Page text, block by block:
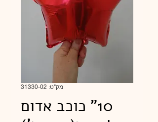
מק"ט: 31330-02
10" כוכב אדום